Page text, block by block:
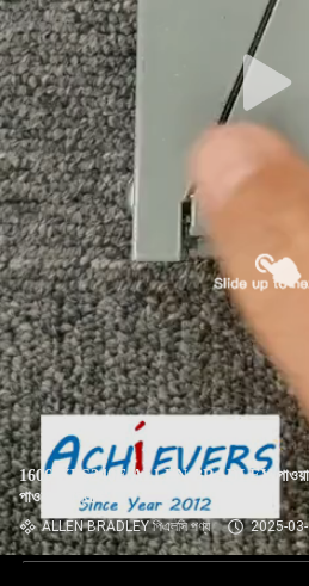
1606-XLS240E ALLEN BRADLEY
পাওয়ার সাপ্লাই
ALLEN BRADLEY পিএলসি পণ্য 2025-